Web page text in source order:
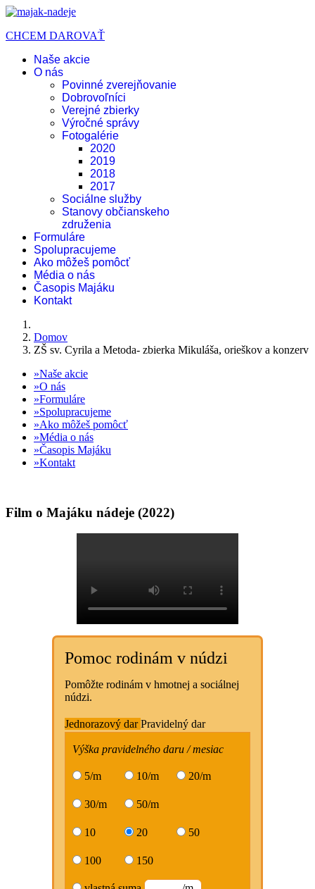
CHCEM DAROVAŤ
Naše akcie
O nás
Povinné zverejňovanie
Dobrovoľníci
Verejné zbierky
Výročné správy
Fotogalérie
2020
2019
2018
2017
Sociálne služby
Stanovy občianskeho
združenia
Formuláre
Spolupracujeme
Ako môžeš pomôcť
Média o nás
Časopis Majáku
Kontakt
Domov
ZŠ sv. Cyrila a Metoda- zbierka Mikuláša, orieškov a konzerv
Naše akcie
O nás
Formuláre
Spolupracujeme
Ako môžeš pomôcť
Média o nás
Časopis Majáku
Kontakt
Film o Majáku nádeje (2022)